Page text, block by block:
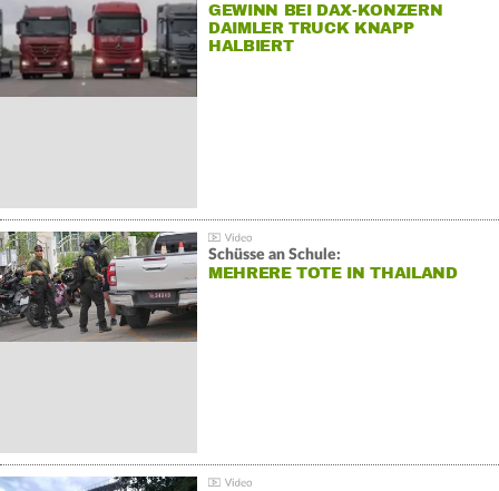
GEWINN BEI DAX-KONZERN
DAIMLER TRUCK KNAPP
HALBIERT
Schüsse an Schule:
MEHRERE TOTE IN THAILAND